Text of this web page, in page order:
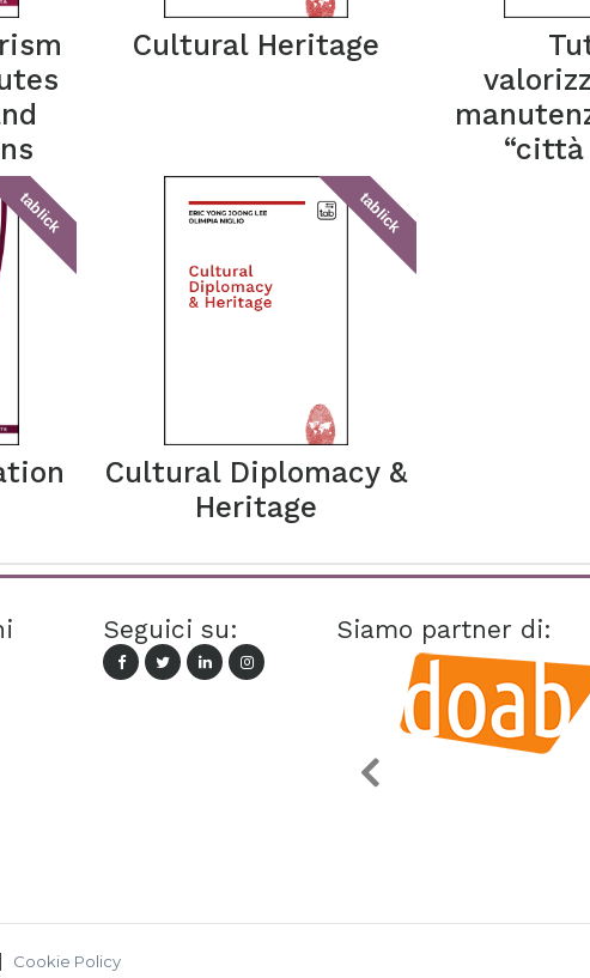
Cultural Heritage
“città
tablick tablick
Cultural Diplomacy &
Heritage
Seguici su: Siamo partner di:
Cookie Policy